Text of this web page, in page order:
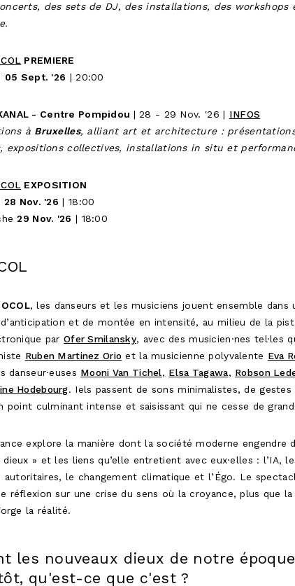
des sets de DJ, des installations, des workshops
PREMIERE
05 Sept. '26 | 20:00
- Centre Pompidou | 28 - 29 Nov. '26 | INFOS
à Bruxelles, alliant art et architecture :
expositions collectives, installations in situ et
EXPOSITION
28 Nov. '26 | 18:00
29 Nov. '26 | 18:00
, les danseurs et les musiciens jouent ensemble dans
et de montée en intensité, au milieu de la
parOfer Smilansky, avec des musicien·nes tel·les
Ruben Martinez Orio et la musicienne polyvalente Eva
danseur·euses Mooni Van Tichel, Elsa Tagawa, Robson
Hodebourg. Iels passent de sons minimalistes, de gestes
point culminant intense et saisissant qui ne cesse de
explore la manière dont la société moderne engendre
dieux » et les liens qu’elle entretient avec eux·elles : l’IA,
autoritaires, le changement climatique et l’Égo. Le
réflexion sur une crise du sens où la croyance, plus que la
la réalité.
les nouveaux dieux de notre
qu'est-ce que c'est ?